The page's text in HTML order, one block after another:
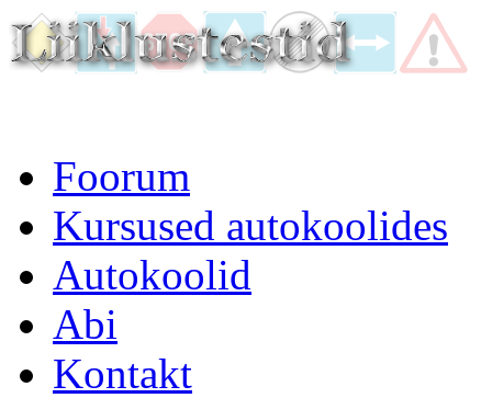
Foorum
Kursused autokoolides
Autokoolid
Abi
Kontakt